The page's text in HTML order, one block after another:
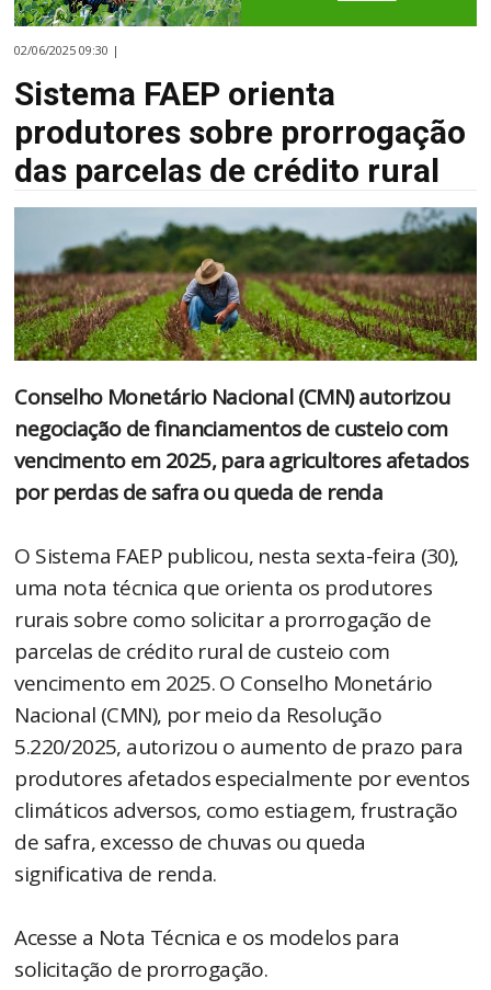
02/06/2025 09:30 |
Sistema FAEP orienta
produtores sobre prorrogação
das parcelas de crédito rural
Conselho Monetário Nacional (CMN) autorizou
negociação de financiamentos de custeio com
vencimento em 2025, para agricultores afetados
por perdas de safra ou queda de renda
O Sistema FAEP publicou, nesta sexta-feira (30),
uma nota técnica que orienta os produtores
rurais sobre como solicitar a prorrogação de
parcelas de crédito rural de custeio com
vencimento em 2025. O Conselho Monetário
Nacional (CMN), por meio da Resolução
5.220/2025, autorizou o aumento de prazo para
produtores afetados especialmente por eventos
climáticos adversos, como estiagem, frustração
de safra, excesso de chuvas ou queda
significativa de renda.
Acesse a Nota Técnica e os modelos para
solicitação de prorrogação.